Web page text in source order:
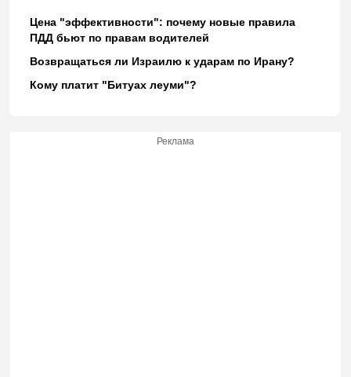
Цена "эффективности": почему новые правила
ПДД бьют по правам водителей
Возвращаться ли Израилю к ударам по Ирану?
Кому платит "Битуах леуми"?
Реклама